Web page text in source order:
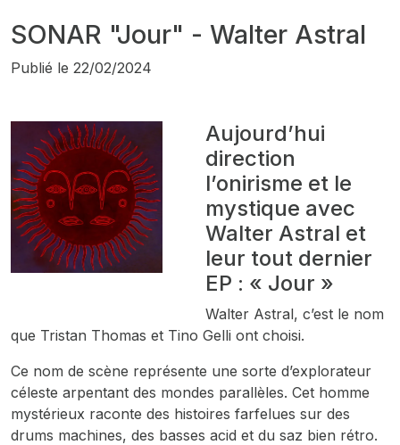
SONAR "Jour" - Walter Astral
Publié le 22/02/2024
Aujourd’hui
direction
l’onirisme et le
mystique avec
Walter Astral et
leur tout dernier
EP : « Jour »
Walter Astral, c’est le nom
que Tristan Thomas et Tino Gelli ont choisi.
Ce nom de scène représente une sorte d’explorateur
céleste arpentant des mondes parallèles. Cet homme
mystérieux raconte des histoires farfelues sur des
drums machines, des basses acid et du saz bien rétro.